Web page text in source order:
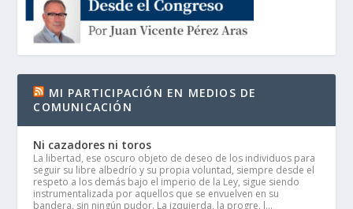
MI PARTICIPACIÓN EN MEDIOS DE
COMUNICACIÓN
Ni cazadores ni toros
La libertad, ese oscuro objeto de deseo de los individuos para
seguir su libre albedrío y su propia voluntad, siempre desde el
respeto a los demás bajo el imperio de la Ley, sigue siendo
instrumentalizada por aquellos que se envuelven en su
bandera, sin ningún pudor. La izquierda, la progre, l...